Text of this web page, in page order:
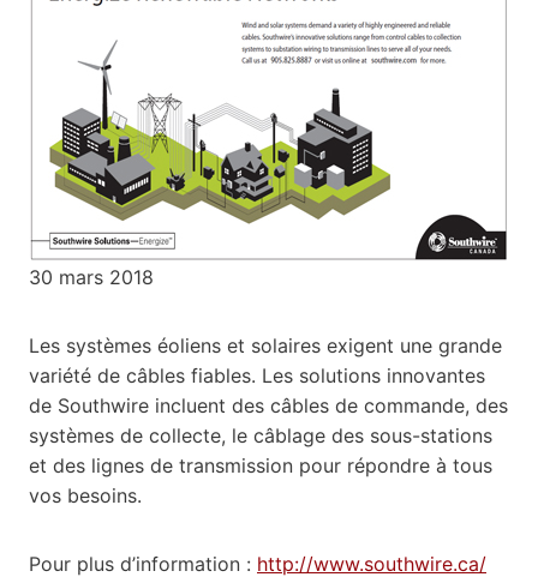
30 mars 2018
Les systèmes éoliens et solaires exigent une grande
variété de câbles fiables. Les solutions innovantes
de Southwire incluent des câbles de commande, des
systèmes de collecte, le câblage des sous-stations
et des lignes de transmission pour répondre à tous
vos besoins.
Pour plus d’information : http://www.southwire.ca/